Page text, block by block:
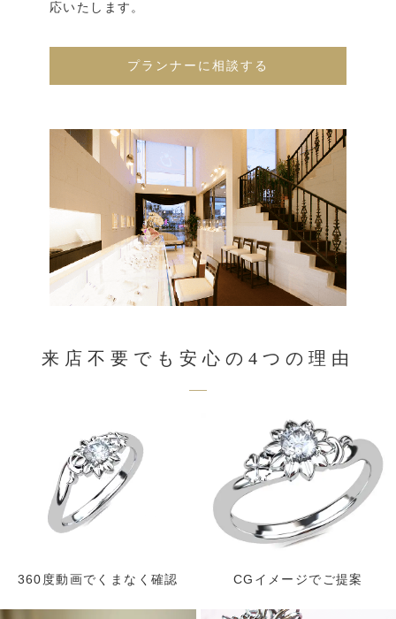
応いたします。
プランナーに相談する
来店不要でも安心の4つの理由
360度動画でくまなく確認 CGイメージでご提案